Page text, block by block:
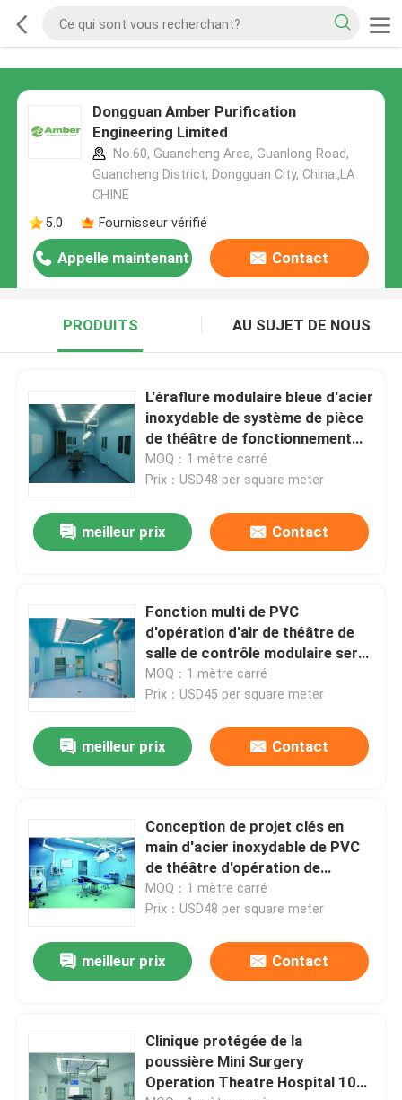
Dongguan Amber Purification
Engineering Limited
No.60, Guancheng Area, Guanlong Road,
Guancheng District, Dongguan City, China.,LA
CHINE
5.0
Fournisseur vérifié
Appelle maintenant Contact
PRODUITS AU SUJET DE NOUS
L'éraflure modulaire bleue d'acier
inoxydable de système de pièce
de théâtre de fonctionnement
rendent la classe 100 - 1000
résistante
MOQ：1 mètre carré
Prix：USD48 per square meter
meilleur prix Contact
Fonction multi de PVC
d'opération d'air de théâtre de
salle de contrôle modulaire serré
de PLC
MOQ：1 mètre carré
Prix：USD45 per square meter
meilleur prix Contact
Conception de projet clés en
main d'acier inoxydable de PVC
de théâtre d'opération de
chirurgie d'hôpital d'ICU
MOQ：1 mètre carré
Prix：USD48 per square meter
meilleur prix Contact
Clinique protégée de la
poussière Mini Surgery
Operation Theatre Hospital 100